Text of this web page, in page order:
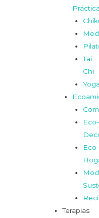
Tai
Chi
Eco-
Eco-
Terapias